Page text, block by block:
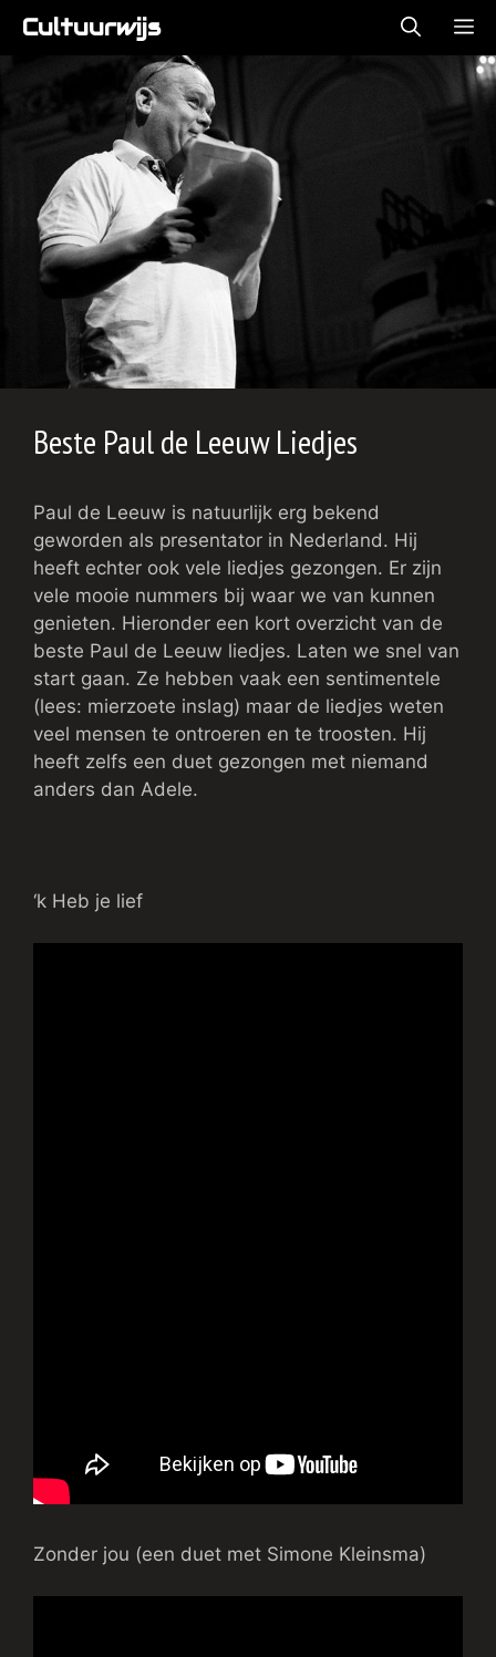
naarCultuurwijs
Beste Paul de Leeuw Liedjes
Paul de Leeuw is natuurlijk erg bekend
geworden als presentator in Nederland. Hij
heeft echter ook vele liedjes gezongen. Er zijn
vele mooie nummers bij waar we van kunnen
genieten. Hieronder een kort overzicht van de
beste Paul de Leeuw liedjes. Laten we snel van
start gaan. Ze hebben vaak een sentimentele
(lees: mierzoete inslag) maar de liedjes weten
veel mensen te ontroeren en te troosten. Hij
heeft zelfs een duet gezongen met niemand
anders dan Adele.
‘k Heb je lief
Zonder jou (een duet met Simone Kleinsma)